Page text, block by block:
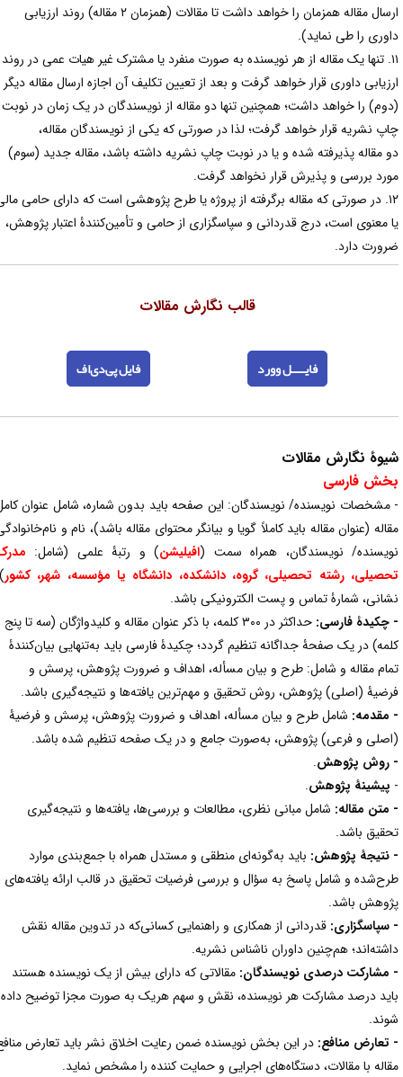
ارسال مقاله همزمان را خواهد داشت تا مقالات (همزمان ۲ مقاله) روند ارزیابی
را طی نماید).
۱۱. تنها یک مقاله از هر نویسنده به صورت منفرد یا مشترک غیر هیات عمی در روند
داوری قرار خواهد گرفت و بعد از تعیین تکلیف آن اجازه ارسال مقاله دیگر
را خواهد داشت؛ همچنین تنها دو مقاله از نویسندگان در یک زمان در نوبت
نشریه قرار خواهد گرفت؛ لذا در صورتی که یکی از نویسندگان مقاله،
مقاله پذیرفته شده و یا در نوبت چاپ نشریه داشته باشد، مقاله جدید (سوم)
بررسی و پذیرش قرار نخواهد گرفت.
۱۲. در صورتی که مقاله برگرفته از پروژه یا طرح پژوهشی است که دارای حامی مالی
معنوی است، درج قدردانی و سپاسگزاری از حامی و تأمین‌کنندۀ اعتبار پژوهش،
دارد.
قالب نگارش مقالات
فایـــــل وورد فایل پی‌دی‌اف
نگارش مقالات
فارسی
نویسنده/ نویسندگان: این صفحه باید بدون شماره، شامل عنوان کامل
(عنوان مقاله باید کاملاً گویا و بیانگر محتوای مقاله باشد)، نام و نام‌خانوادگی
نویسندگان، همراه سمت ( افیلیشن) و رتبۀ علمی (شامل: مدرک
رشته تحصیلی، گروه، دانشکده، دانشگاه یا مؤسسه، شهر، کشور)،
شمارۀ تماس و پست الکترونیکی باشد.
فارسی:
حداکثر در ۳۰۰ کلمه، با ذکر عنوان مقاله و کلیدواژگان (سه تا پنج
در یک صفحۀ جداگانه تنظیم گردد؛ چکیدۀ فارسی باید به‌تنهایی بیان‌کنندۀ
مقاله و شامل: طرح و بیان مسأله، اهداف و ضرورت پژوهش، پرسش و
(اصلی) پژوهش، روش تحقیق و مهم‌ترین یافته‌ها و نتیجه‌گیری باشد.
مقدمه:شامل طرح و بیان مسأله، اهداف و ضرورت پژوهش، پرسش و فرضیۀ
و فرعی) پژوهش، به‌صورت جامع و در یک صفحه تنظیم شده باشد.
روش پژوهش.
پیشینۀ پژوهش.
مقاله:شامل مبانی نظری، مطالعات و بررسی‌ها، یافته‌ها و نتیجه‌گیری
باشد.
نتیجۀ پژوهش:باید به‌گونه‌ای منطقی و مستدل همراه با جمع‌بندی موارد
و شامل پاسخ به سؤال و بررسی فرضیات تحقیق در قالب ارائه یافته‌های
باشد.
قدردانی از همکاری و راهنمایی کسانی‌که در تدوین مقاله نقش
هم‌چنین داوران ناشناس نشریه.
درصدی نویسندگان:مقالاتی که دارای بیش از یک نویسنده هستند
درصد مشارکت هر نویسنده، نقش و سهم هریک به صورت مجزا توضیح داده
منافع:در این بخش نویسنده ضمن رعایت اخلاق نشر باید تعارض منافع
با مقالات، دستگاه‌های اجرایی و حمایت کننده را مشخص نماید.